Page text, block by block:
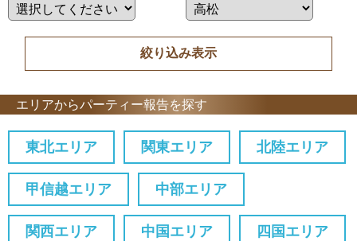
エリアからパーティー報告を探す
東北エリア 関東エリア 北陸エリア
甲信越エリア 中部エリア
関西エリア 中国エリア 四国エリア